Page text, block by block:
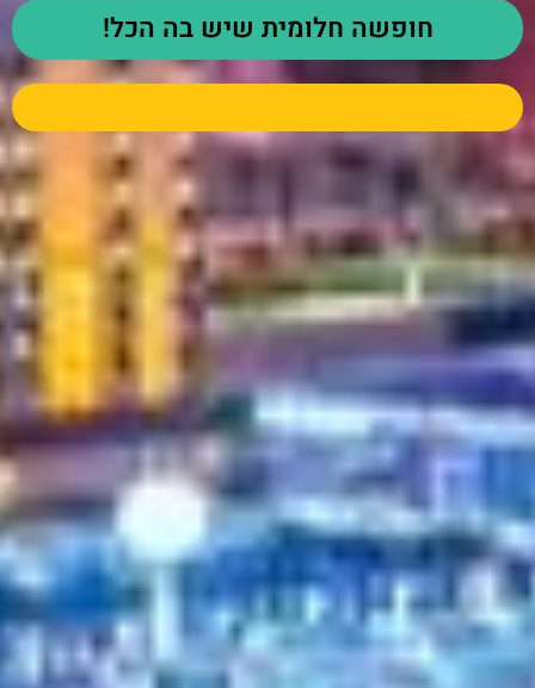
חופשה חלומית שיש בה הכל!